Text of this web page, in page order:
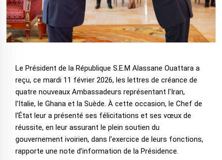
Le Président de la République S.E.M Alassane Ouattara a
reçu, ce mardi 11 février 2026, les lettres de créance de
quatre nouveaux Ambassadeurs représentant l'Iran,
l'Italie, le Ghana et la Suède. À cette occasion, le Chef de
l'État leur a présenté ses félicitations et ses vœux de
réussite, en leur assurant le plein soutien du
gouvernement ivoirien, dans l'exercice de leurs fonctions,
rapporte une note d’information de la Présidence.